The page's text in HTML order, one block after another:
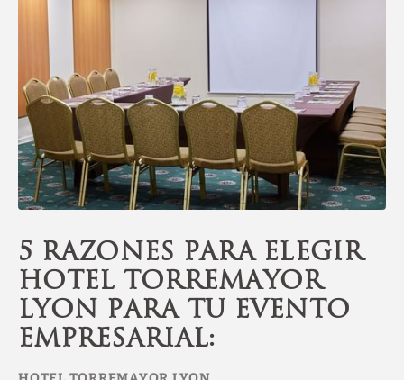
5 razones para elegir
Hotel Torremayor
Lyon para tu evento
empresarial: